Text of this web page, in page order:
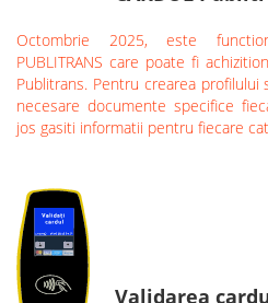
Octombrie 2025, este
PUBLITRANS care poate fi
Publitrans. Pentru crearea
necesare documente specifice
jos gasiti informatii pentru fiecare
Validarea